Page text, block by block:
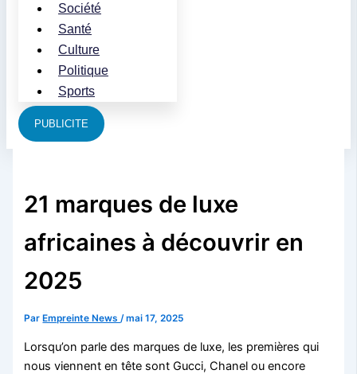
Société
Santé
Culture
Politique
Sports
PUBLICITE
21 marques de luxe
africaines à découvrir en
2025
Par Empreinte News/mai 17, 2025
Lorsqu’on parle des marques de luxe, les premières qui
nous viennent en tête sont Gucci, Chanel ou encore